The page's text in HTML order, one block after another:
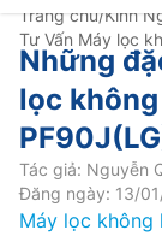
Trang chủ/Kinh
Tư Vấn Máy lọc
Những
lọc
Tác giả: Nguyễn
Đăng ngày: 13/
Máy lọc không